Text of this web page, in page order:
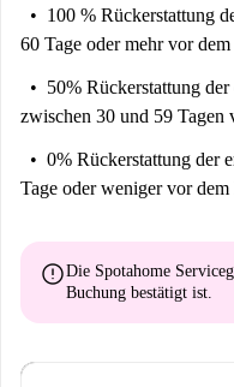
100 % Rückerstattung
60 Tage oder mehr vor
50% Rückerstattung
zwischen 30 und 59 Tagen
0% Rückerstattung der
Tage oder weniger vor
errorDie Spotahome
Buchung bestätigt ist.